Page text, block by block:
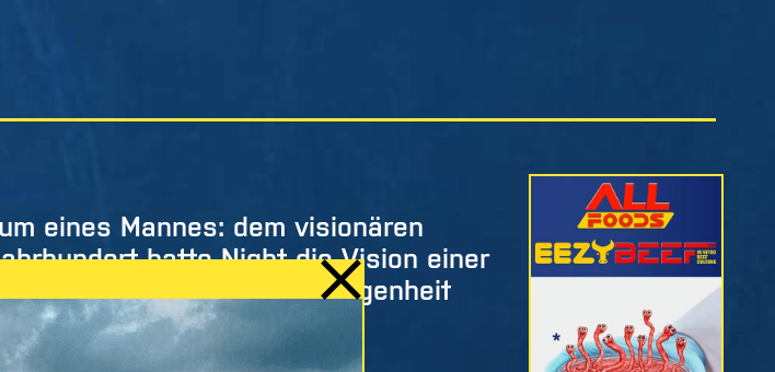
eines Mannes: dem visionären
hatte Night die Vision einer
Regeln der Vergangenheit